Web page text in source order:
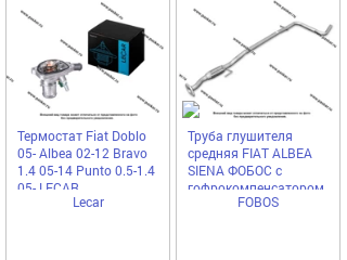
избранное
Термостат Fiat Doblo
05- Albea 02-12 Bravo
1.4 05-14 Punto 0.5-1.4
05- LECAR
LECAR000197902
Lecar
Труба глушителя
средняя FIAT ALBEA
SIENA ФОБОС с
гофрокомпенсатором
FOBOS